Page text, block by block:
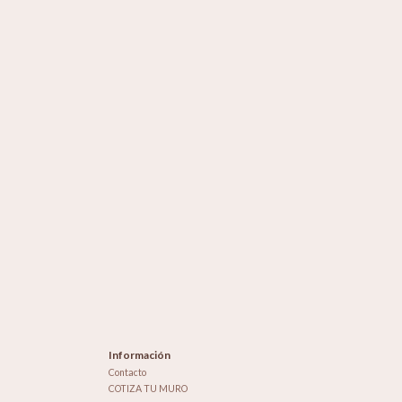
Información
Contacto
COTIZA TU MURO